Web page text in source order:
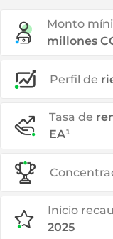
Monto
millones
Perfil de
Tasa de
EA¹
Inicio
2025